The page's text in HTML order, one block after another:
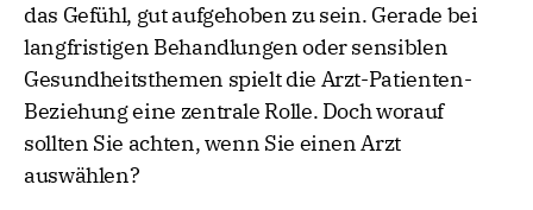
das Gefühl, gut aufgehoben zu sein. Gerade bei
langfristigen Behandlungen oder sensiblen
Gesundheitsthemen spielt die Arzt-Patienten-
Beziehung eine zentrale Rolle. Doch worauf
sollten Sie achten, wenn Sie einen Arzt
auswählen?